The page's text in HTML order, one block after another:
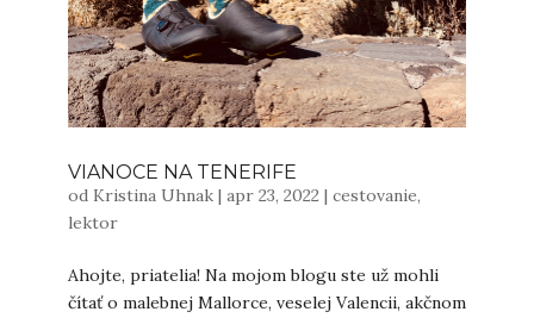
VIANOCE NA TENERIFE
od Kristina Uhnak| apr 23, 2022 | cestovanie,
lektor
Ahojte, priatelia! Na mojom blogu ste už mohli
čítať o malebnej Mallorce, veselej Valencii, akčnom